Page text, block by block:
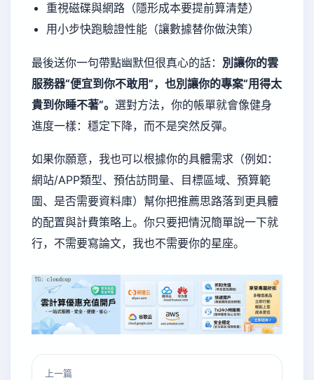
重視磁碟與網路（隱形成本要提前算清楚）
用小步快跑驗證性能（讓數據替你做決策）
最後送你一句帶點幽默但很真心的話： 別讓你的雲
服務器“便宜到你不敢用”，也別讓你的專案“用得太
貴到你睡不著”。 選對方法，你的帳單就會像健身
進度一樣：穩定下降，而不是突然反彈。
如果你願意，我也可以根據你的具體需求（例如：
網站/APP類型、預估訪問量、目標區域、預算範
圍、是否需要資料庫）幫你把推薦思路落到更具體
的配置與計費策略上。你只要把情況簡單說一下就
行，不需要寫論文，我也不需要你的星座。
上一篇